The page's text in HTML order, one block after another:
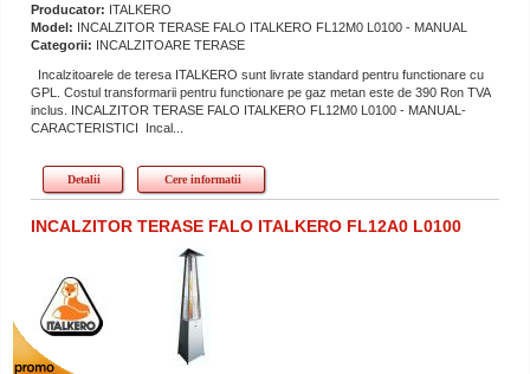
Producator: ITALKERO
Model: INCALZITOR TERASE FALO ITALKERO FL12M0 L0100 - MANUAL
Categorii: INCALZITOARE TERASE
Incalzitoarele de teresa ITALKERO sunt livrate standard pentru functionare cu
GPL. Costul transformarii pentru functionare pe gaz metan este de 390 Ron TVA
inclus. INCALZITOR TERASE FALO ITALKERO FL12M0 L0100 - MANUAL-
CARACTERISTICI Incal...
Detalii Cere informatii
INCALZITOR TERASE FALO ITALKERO FL12A0 L0100